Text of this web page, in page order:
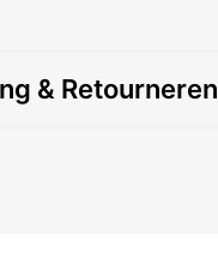
& Retourneren